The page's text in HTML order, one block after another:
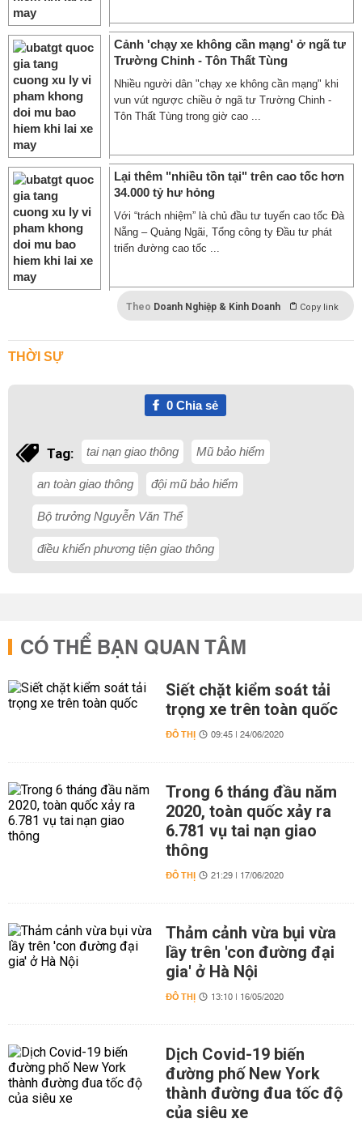
Cảnh 'chạy xe không cần mạng' ở ngã tư
Trường Chinh - Tôn Thất Tùng
Nhiều người dân "chạy xe không cần mạng" khi
vun vút ngược chiều ở ngã tư Trường Chinh -
Tôn Thất Tùng trong giờ cao ...
Lại thêm "nhiều tồn tại" trên cao tốc hơn
34.000 tỷ hư hỏng
Với “trách nhiệm” là chủ đầu tư tuyến cao tốc Đà
Nẵng – Quảng Ngãi, Tổng công ty Đầu tư phát
triển đường cao tốc ...
Theo Doanh Nghiệp & Kinh Doanh Copy link
THỜI SỰ
0Chia sẻ
Tag: tai nạn giao thông Mũ bảo hiểm
an toàn giao thông đội mũ bảo hiểm
Bộ trưởng Nguyễn Văn Thể
điều khiển phương tiện giao thông
CÓ THỂ BẠN QUAN TÂM
Siết chặt kiểm soát tải
trọng xe trên toàn quốc
ĐÔ THỊ 09:45 | 24/06/2020
Trong 6 tháng đầu năm
2020, toàn quốc xảy ra
6.781 vụ tai nạn giao
thông
ĐÔ THỊ 21:29 | 17/06/2020
Thảm cảnh vừa bụi vừa
lầy trên 'con đường đại
gia' ở Hà Nội
ĐÔ THỊ 13:10 | 16/05/2020
Dịch Covid-19 biến
đường phố New York
thành đường đua tốc độ
của siêu xe